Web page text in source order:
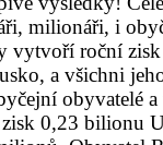
milionáři, i
vytvoří roční
a všichni
obyvatelé
0,23 bilionu